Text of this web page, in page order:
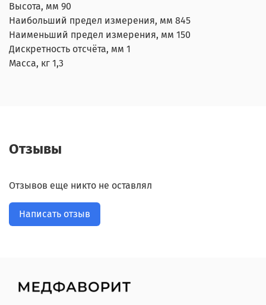
Высота, мм 90
Наибольший предел измерения, мм 845
Наименьший предел измерения, мм 150
Дискретность отсчёта, мм 1
Масса, кг 1,3
Отзывы
Отзывов еще никто не оставлял
Написать отзыв